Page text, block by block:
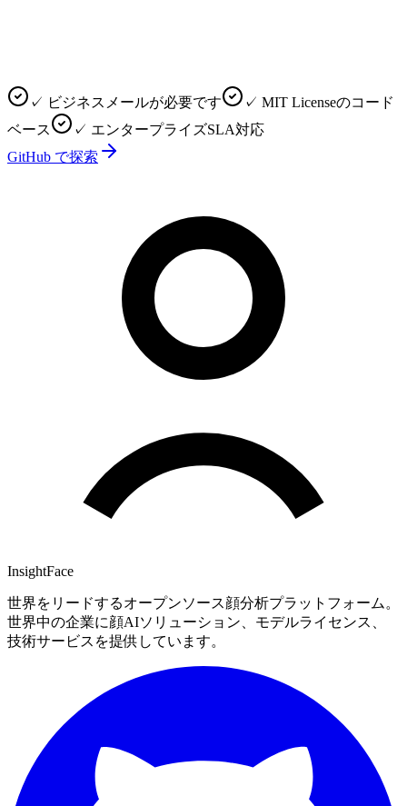
✓ ビジネスメールが必要です
✓ MIT Licenseのコード
ベース
✓ エンタープライズSLA対応
GitHub で探索
InsightFace
世界をリードするオープンソース顔分析プラットフォーム。
世界中の企業に顔AIソリューション、モデルライセンス、
技術サービスを提供しています。